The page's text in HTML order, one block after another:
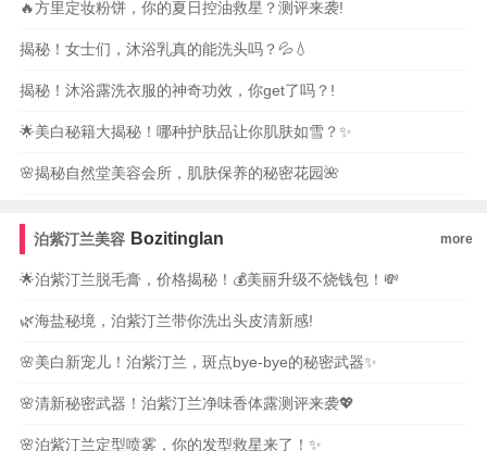
🔥方里定妆粉饼，你的夏日控油救星？测评来袭!
揭秘！女士们，沐浴乳真的能洗头吗？💦💧
揭秘！沐浴露洗衣服的神奇功效，你get了吗？!
🌟美白秘籍大揭秘！哪种护肤品让你肌肤如雪？✨
🌸揭秘自然堂美容会所，肌肤保养的秘密花园🌺
泊紫汀兰美容 Bozitinglan more
🌟泊紫汀兰脱毛膏，价格揭秘！💰美丽升级不烧钱包！💸
🌿海盐秘境，泊紫汀兰带你洗出头皮清新感!
🌸美白新宠儿！泊紫汀兰，斑点bye-bye的秘密武器✨
🌸清新秘密武器！泊紫汀兰净味香体露测评来袭💖
🌸泊紫汀兰定型喷雾，你的发型救星来了！✨